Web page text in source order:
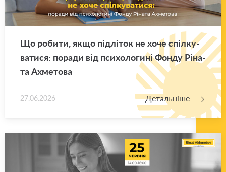
Що ро­би­ти, якщо під­лі­ток не хоче спіл­ку­
ва­ти­ся: по­ра­ди від пси­хо­ло­ги­ні Фонду Рі­на­
та Ахме­то­ва
27.06.2026 Детальніше